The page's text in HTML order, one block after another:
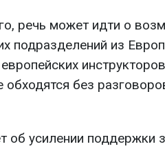
речь может идти о
подразделений из
обходятся без
об усилении поддержки